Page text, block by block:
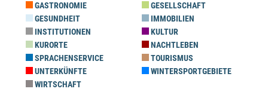
GASTRONOMIE
GESELLSCHAFT
GESUNDHEIT
IMMOBILIEN
INSTITUTIONEN
KULTUR
KURORTE
NACHTLEBEN
SPRACHENSERVICE
TOURISMUS
UNTERKÜNFTE
WINTERSPORTGEBIETE
WIRTSCHAFT